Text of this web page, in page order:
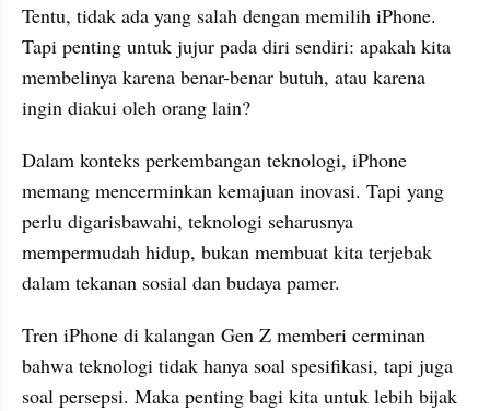
Tentu, tidak ada yang salah dengan memilih iPhone.
Tapi penting untuk jujur pada diri sendiri: apakah kita
membelinya karena benar-benar butuh, atau karena
ingin diakui oleh orang lain?
Dalam konteks perkembangan teknologi, iPhone
memang mencerminkan kemajuan inovasi. Tapi yang
perlu digarisbawahi, teknologi seharusnya
mempermudah hidup, bukan membuat kita terjebak
dalam tekanan sosial dan budaya pamer.
Tren iPhone di kalangan Gen Z memberi cerminan
bahwa teknologi tidak hanya soal spesifikasi, tapi juga
soal persepsi. Maka penting bagi kita untuk lebih bijak